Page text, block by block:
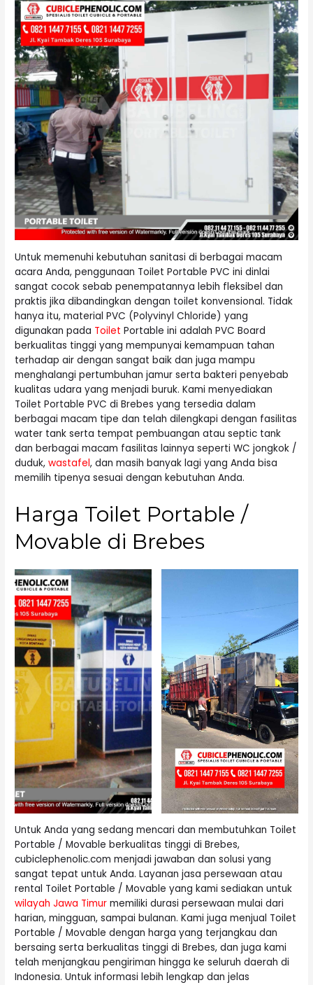
Untuk memenuhi kebutuhan sanitasi di berbagai macam
acara Anda, penggunaan Toilet Portable PVC ini dinlai
sangat cocok sebab penempatannya lebih fleksibel dan
praktis jika dibandingkan dengan toilet konvensional. Tidak
hanya itu, material PVC (Polyvinyl Chloride) yang
digunakan pada Toilet Portable ini adalah PVC Board
berkualitas tinggi yang mempunyai kemampuan tahan
terhadap air dengan sangat baik dan juga mampu
menghalangi pertumbuhan jamur serta bakteri penyebab
kualitas udara yang menjadi buruk. Kami menyediakan
Toilet Portable PVC di Brebes yang tersedia dalam
berbagai macam tipe dan telah dilengkapi dengan fasilitas
water tank serta tempat pembuangan atau septic tank
dan berbagai macam fasilitas lainnya seperti WC jongkok /
duduk,wastafel, dan masih banyak lagi yang Anda bisa
memilih tipenya sesuai dengan kebutuhan Anda.
Harga Toilet Portable /
Movable di Brebes
Untuk Anda yang sedang mencari dan membutuhkan Toilet
Portable / Movable berkualitas tinggi di Brebes,
cubiclephenolic.com menjadi jawaban dan solusi yang
sangat tepat untuk Anda. Layanan jasa persewaan atau
rental Toilet Portable / Movable yang kami sediakan untuk
wilayah Jawa Timur memiliki durasi persewaan mulai dari
harian, mingguan, sampai bulanan. Kami juga menjual Toilet
Portable / Movable dengan harga yang terjangkau dan
bersaing serta berkualitas tinggi di Brebes, dan juga kami
telah menjangkau pengiriman hingga ke seluruh daerah di
Indonesia. Untuk informasi lebih lengkap dan jelas